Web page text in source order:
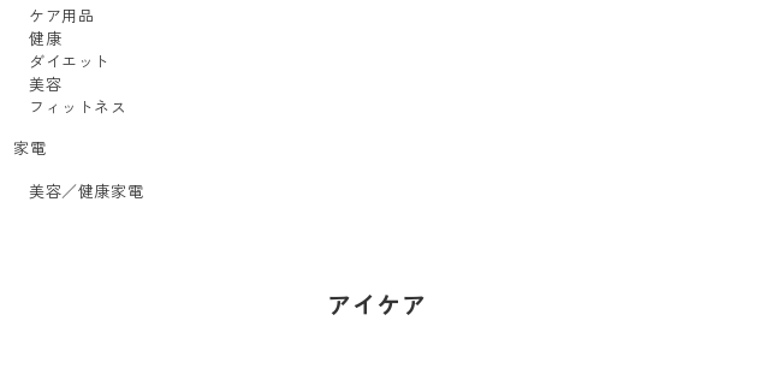
ケア用品
健康
ダイエット
美容
フィットネス
家電
美容／健康家電
アイケア